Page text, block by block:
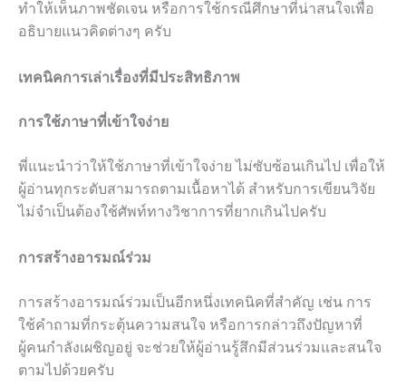
ทำให้เห็นภาพชัดเจน หรือการใช้กรณีศึกษาที่น่าสนใจเพื่อ
อธิบายแนวคิดต่างๆ ครับ
เทคนิคการเล่าเรื่องที่มีประสิทธิภาพ
การใช้ภาษาที่เข้าใจง่าย
พี่แนะนำว่าให้ใช้ภาษาที่เข้าใจง่าย ไม่ซับซ้อนเกินไป เพื่อให้
ผู้อ่านทุกระดับสามารถตามเนื้อหาได้ สำหรับการเขียนวิจัย
ไม่จำเป็นต้องใช้ศัพท์ทางวิชาการที่ยากเกินไปครับ
การสร้างอารมณ์ร่วม
การสร้างอารมณ์ร่วมเป็นอีกหนึ่งเทคนิคที่สำคัญ เช่น การ
ใช้คำถามที่กระตุ้นความสนใจ หรือการกล่าวถึงปัญหาที่
ผู้คนกำลังเผชิญอยู่ จะช่วยให้ผู้อ่านรู้สึกมีส่วนร่วมและสนใจ
ตามไปด้วยครับ